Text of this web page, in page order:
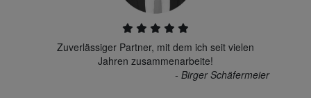
Zuverlässiger Partner, mit dem ich seit vielen
Jahren zusammenarbeite!
- Birger Schäfermeier